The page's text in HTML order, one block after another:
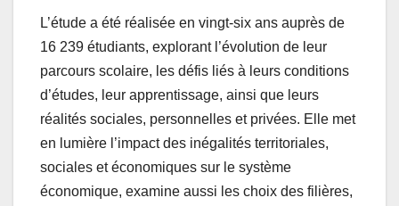
L’étude a été réalisée en vingt-six ans auprès de
16 239 étudiants, explorant l’évolution de leur
parcours scolaire, les défis liés à leurs conditions
d’études, leur apprentissage, ainsi que leurs
réalités sociales, personnelles et privées. Elle met
en lumière l’impact des inégalités territoriales,
sociales et économiques sur le système
économique, examine aussi les choix des filières,